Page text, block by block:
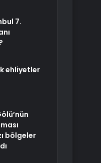
7.
ehliyetler
bölgeler